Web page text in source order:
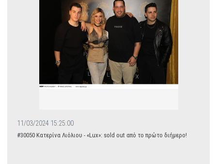
11/03/2024 15:25:00
#30050 Κατερίνα Λιόλιου - «Lux»: sold out από το πρώτο διήμερο!